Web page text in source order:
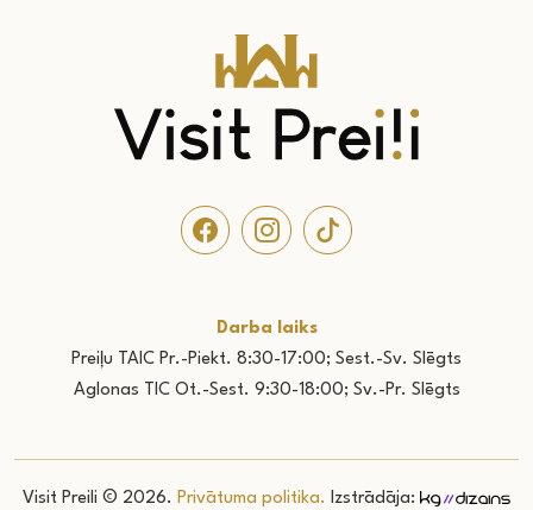
Darba laiks
Preiļu TAIC Pr.-Piekt. 8:30-17:00; Sest.-Sv. Slēgts
Aglonas TIC Ot.-Sest. 9:30-18:00; Sv.-Pr. Slēgts
Visit Preili © 2026. Privātuma politika. Izstrādāja: